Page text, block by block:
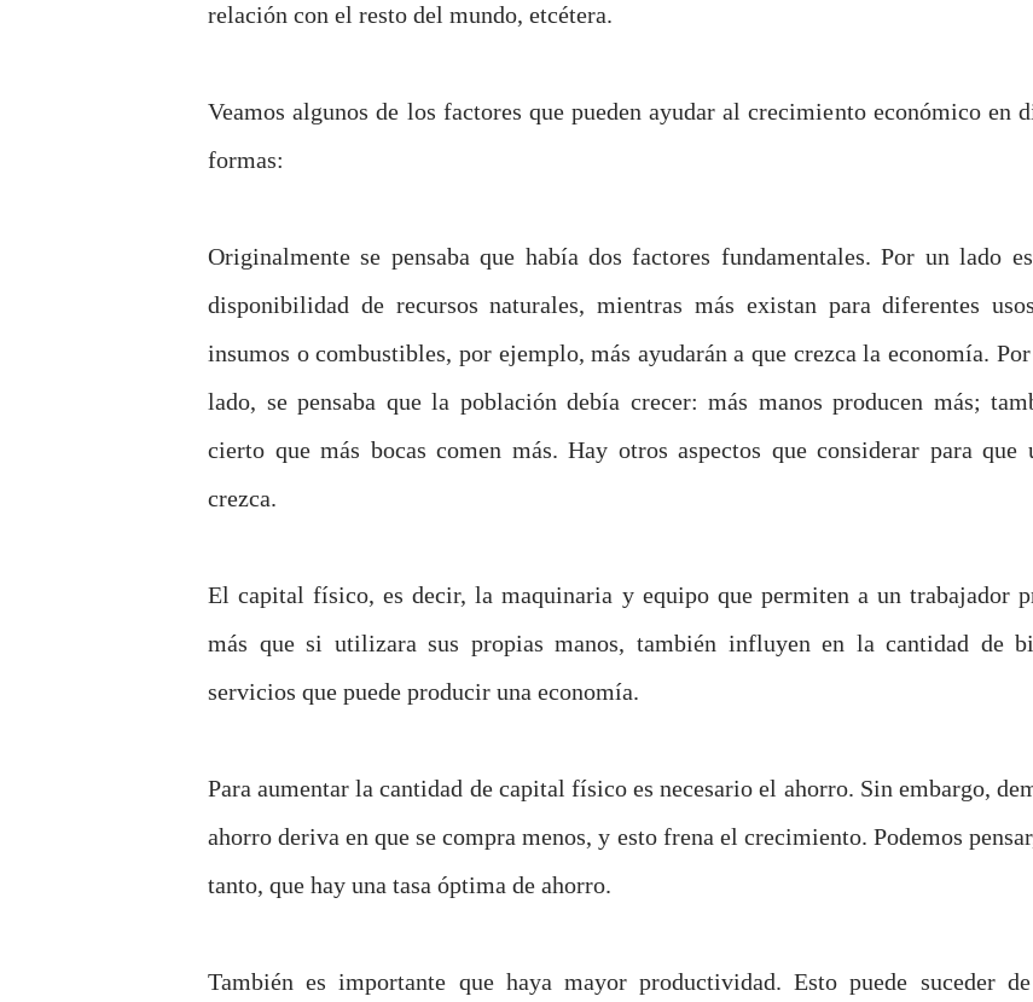
relación con el resto del mundo, etcétera.
Veamos algunos de los factores que pueden ayudar al crecimiento económico en
formas:
Originalmente se pensaba que había dos factores fundamentales. Por un lado
disponibilidad de recursos naturales, mientras más existan para diferentes
insumos o combustibles, por ejemplo, más ayudarán a que crezca la economía.
lado, se pensaba que la población debía crecer: más manos producen más;
cierto que más bocas comen más. Hay otros aspectos que considerar para que
crezca.
El capital físico, es decir, la maquinaria y equipo que permiten a un trabajador
más que si utilizara sus propias manos, también influyen en la cantidad de
servicios que puede producir una economía.
Para aumentar la cantidad de capital físico es necesario el ahorro. Sin embargo,
ahorro deriva en que se compra menos, y esto frena el crecimiento. Podemos
tanto, que hay una tasa óptima de ahorro.
También es importante que haya mayor productividad. Esto puede suceder